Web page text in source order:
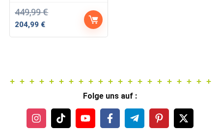
449,99€
Ursprünglicher
204,99 €Aktueller
Folge uns auf :